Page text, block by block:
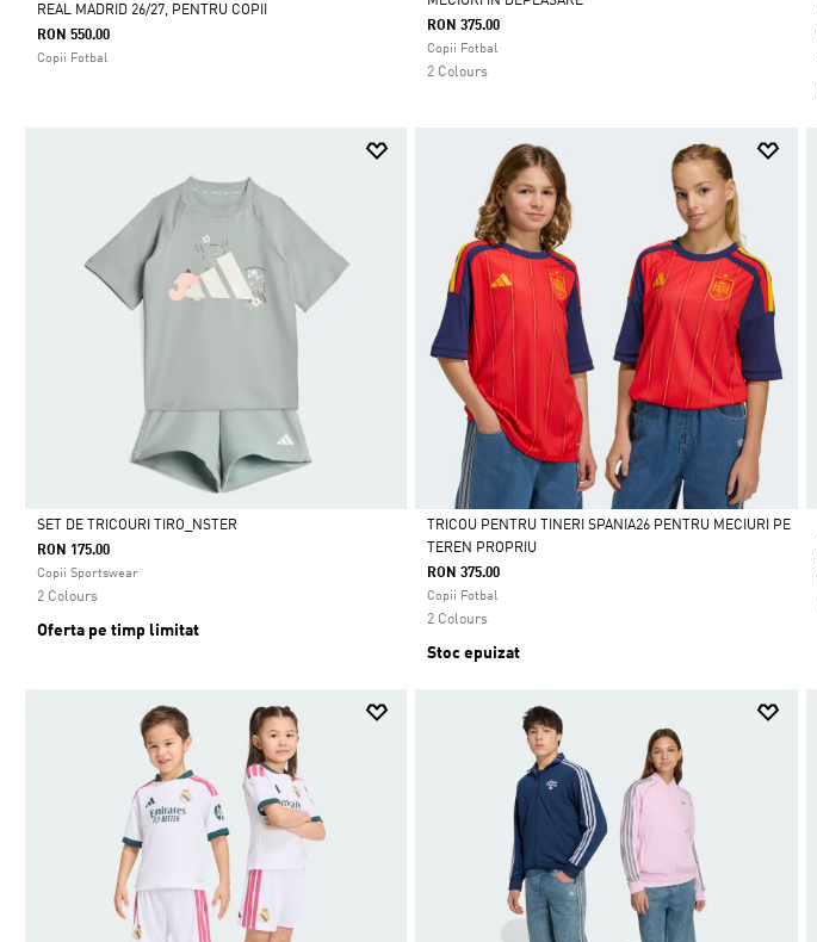
REAL MADRID 26/27, PENTRU COPII
RON 550.00
Copii Fotbal
Da
RON 375.00
Copii Fotbal
2 Colours
Da
SET DE TRICOURI TIRO_NSTER
RON 175.00
Copii Sportswear
2 Colours
Oferta pe timp limitat
Da
TRICOU PENTRU TINERI SPANIA26 PENTRU MECIURI PE
TEREN PROPRIU
RON 375.00
Copii Fotbal
2 Colours
Stoc epuizat